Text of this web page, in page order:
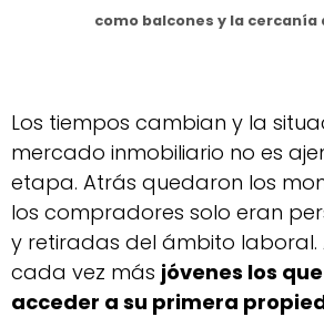
como balcones y la cercanía
Los tiempos cambian y la
mercado inmobiliario no es
etapa. Atrás quedaron los
los compradores solo eran
y retiradas del ámbito laboral.
cada vez más jóvenes los
acceder a su primera